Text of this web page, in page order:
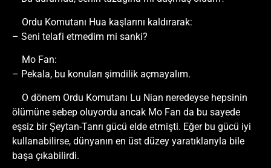
Ordu Komutanı Hua kaşlarını kaldırarak:
– Seni telafi etmedim mi sanki?
Mo Fan:
– Pekala, bu konuları şimdilik açmayalım.
O dönem Ordu Komutanı Lu Nian neredeyse hepsinin
ölümüne sebep oluyordu ancak Mo Fan da bu sayede
eşsiz bir Şeytan-Tanrı gücü elde etmişti. Eğer bu gücü iyi
kullanabilirse, dünyanın en üst düzey yaratıklarıyla bile
başa çıkabilirdi.